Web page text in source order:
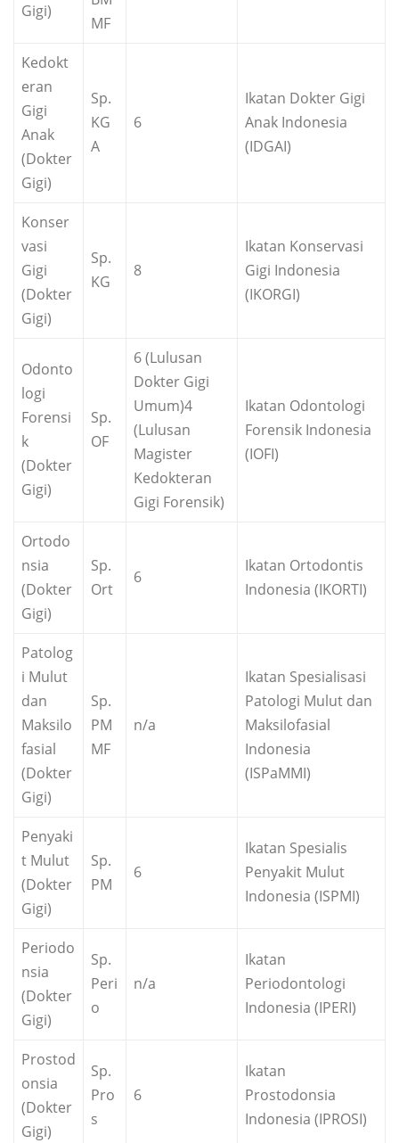
Gigi)
MF
Kedokt
eran
Gigi
Anak
(Dokter
Gigi)
Sp.
KG
A
6
Ikatan Dokter Gigi
Anak Indonesia
(IDGAI)
Konser
vasi
Gigi
(Dokter
Gigi)
Sp.
KG
8
Ikatan Konservasi
Gigi Indonesia
(IKORGI)
Odonto
logi
Forensi
k
(Dokter
Gigi)
Sp.
OF
6 (Lulusan
Dokter Gigi
Umum)4
(Lulusan
Magister
Kedokteran
Gigi Forensik)
Ikatan Odontologi
Forensik Indonesia
(IOFI)
Ortodo
nsia
(Dokter
Gigi)
Sp.
Ort
6
Ikatan Ortodontis
Indonesia (IKORTI)
Patolog
i Mulut
dan
Maksilo
fasial
(Dokter
Gigi)
Sp.
PM
MF
n/a
Ikatan Spesialisasi
Patologi Mulut dan
Maksilofasial
Indonesia
(ISPaMMI)
Penyaki
t Mulut
(Dokter
Gigi)
Sp.
PM
6
Ikatan Spesialis
Penyakit Mulut
Indonesia (ISPMI)
Periodo
nsia
(Dokter
Gigi)
Sp.
Peri
o
n/a
Ikatan
Periodontologi
Indonesia (IPERI)
Prostod
onsia
(Dokter
Gigi)
Sp.
Pro
s
6
Ikatan
Prostodonsia
Indonesia (IPROSI)